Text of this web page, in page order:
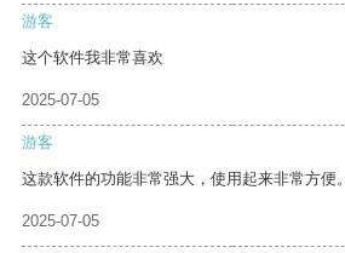
游客
这个软件我非常喜欢
2025-07-05
游客
这款软件的功能非常强大，使用起来非常方便。
2025-07-05